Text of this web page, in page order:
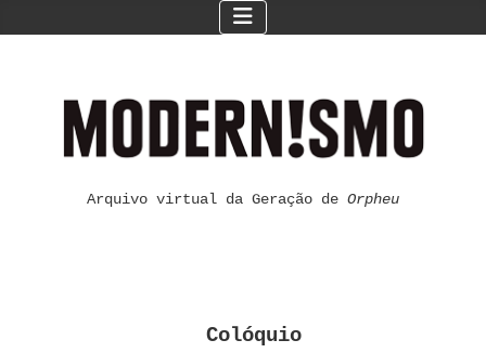
Arquivo virtual da Geração de Orpheu
Colóquio